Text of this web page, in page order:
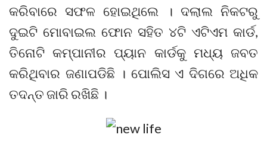
କରିବାରେ ସଫଳ ହୋଇଥିଲେ । ଦଲାଲ ନିକଟରୁ
ଦୁଇଟି ମୋବାଇଲ ଫୋନ ସହିତ ୪ଟି ଏଟିଏମ କାର୍ଡ,
ତିନୋଟି କମ୍ପାନୀର ପ୍ୟାନ କାର୍ଡକୁ ମଧ୍ୟ ଜବତ
କରିଥିବାର ଜଣାପଡିଛି । ପୋଲିସ ଏ ଦିଗରେ ଅଧିକ
ତଦନ୍ତ ଜାରି ରଖିଛି ।